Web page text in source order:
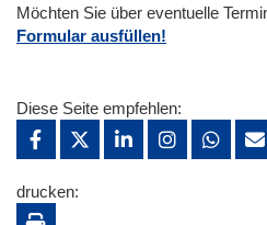
Möchten Sie über eventuelle
Formular ausfüllen!
Diese Seite empfehlen:
drucken: